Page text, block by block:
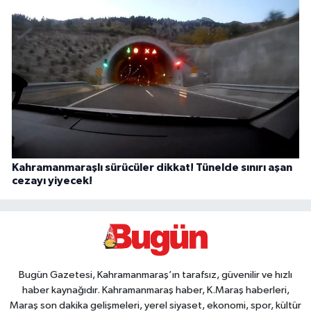
Kahramanmaraşlı sürücüler dikkat! Tünelde sınırı aşan
cezayı yiyecek!
Bugün Gazetesi, Kahramanmaraş’ın tarafsız, güvenilir ve hızlı
haber kaynağıdır. Kahramanmaraş haber, K.Maraş haberleri,
Maraş son dakika gelişmeleri, yerel siyaset, ekonomi, spor, kültür